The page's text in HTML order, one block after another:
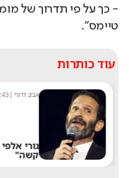
טיימס".
עוד כותרות
אביב דרורי|
18:43
גורי אלפי
קשה"